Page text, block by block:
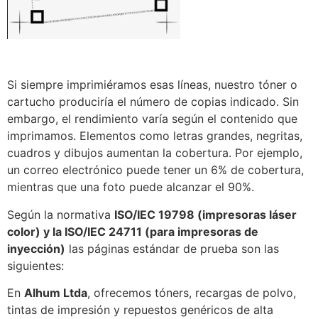
Si siempre imprimiéramos esas líneas, nuestro tóner o
cartucho produciría el número de copias indicado. Sin
embargo, el rendimiento varía según el contenido que
imprimamos. Elementos como letras grandes, negritas,
cuadros y dibujos aumentan la cobertura. Por ejemplo,
un correo electrónico puede tener un 6% de cobertura,
mientras que una foto puede alcanzar el 90%.
Según la normativa ISO/IEC 19798 (impresoras láser
color) y la ISO/IEC 24711 (para impresoras de
inyección) las páginas estándar de prueba son las
siguientes:
En Alhum Ltda, ofrecemos tóners, recargas de polvo,
tintas de impresión y repuestos genéricos de alta